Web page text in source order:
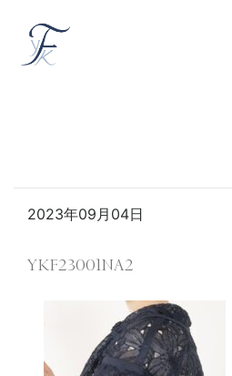
2023年09月04日
YKF23001NA2